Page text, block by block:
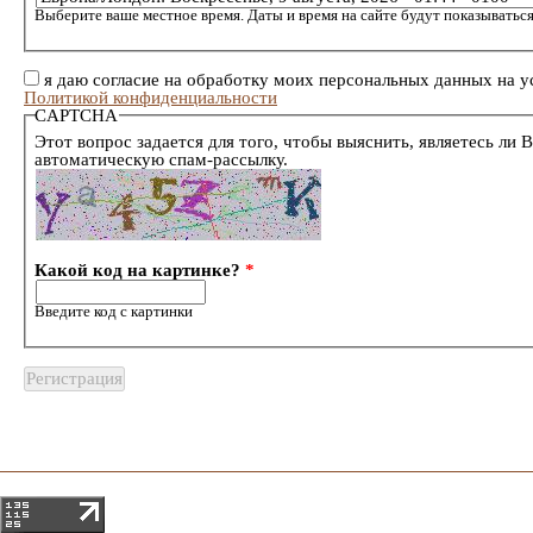
Выберите ваше местное время. Даты и время на сайте будут
я даю согласие на обработку моих персональных данных на
Политикой конфиденциальности
CAPTCHA
Этот вопрос задается для того, чтобы выяснить, являетесь ли
автоматическую спам-рассылку.
Какой код на картинке?*
Введите код с картинки